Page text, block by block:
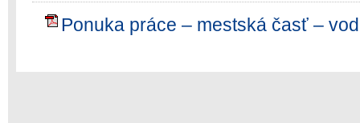
Ponuka práce – mestská časť –